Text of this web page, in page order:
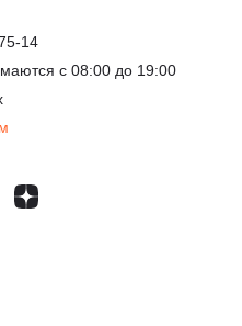
14
с 08:00 до 19:00